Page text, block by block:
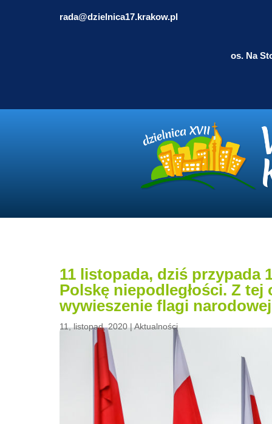
rada@dzielnica17.krakow.pl
os. Na
11 listopada, dziś przypada
Polskę niepodległości. Z
wywieszenie flagi
11, listopad, 2020|Aktualności